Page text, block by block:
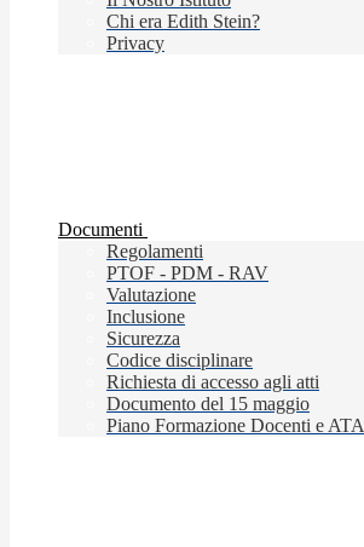
Chi era Edith Stein?
Privacy
Documenti
Regolamenti
PTOF - PDM - RAV
Valutazione
Inclusione
Sicurezza
Codice disciplinare
Richiesta di accesso agli atti
Documento del 15 maggio
Piano Formazione Docenti e ATA